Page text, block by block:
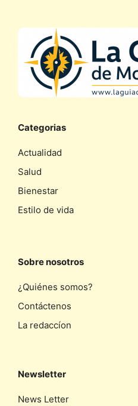
Categorias
Actualidad
Salud
Bienestar
Estilo de vida
Sobre nosotros
¿Quiénes somos?
Contáctenos
La redaccíon
Newsletter
News Letter